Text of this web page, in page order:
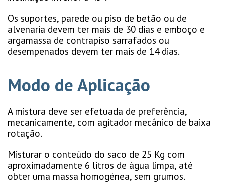
Os suportes, parede ou piso de betão ou de
alvenaria devem ter mais de 30 dias e emboço e
argamassa de contrapiso sarrafados ou
desempenados devem ter mais de 14 dias.
Modo de Aplicação
A mistura deve ser efetuada de preferência,
mecanicamente, com agitador mecânico de baixa
rotação.
Misturar o conteúdo do saco de 25 Kg com
aproximadamente 6 litros de água limpa, até
obter uma massa homogénea, sem grumos.